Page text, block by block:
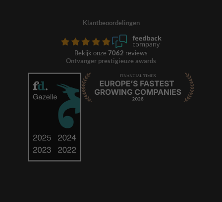
Klantbeoordelingen
Bekijk onze 7062 reviews
Ontvanger prestigieuze awards